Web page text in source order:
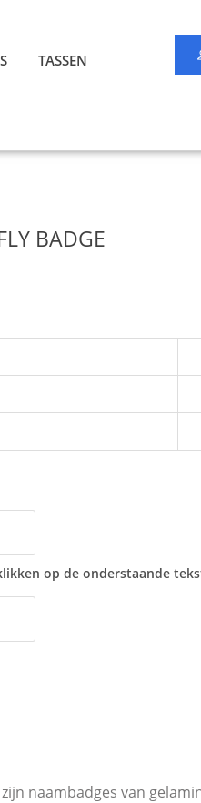
TASSEN
BADGE
op de onderstaande
naambadges van